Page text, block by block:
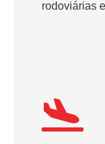
rodoviárias